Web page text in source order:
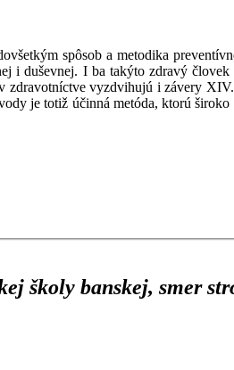
spôsob a metodika
i duševnej. I ba takýto zdravý
vyzdvihujú i závery
je totiž účinná metóda, ktorú
školy banskej, smer